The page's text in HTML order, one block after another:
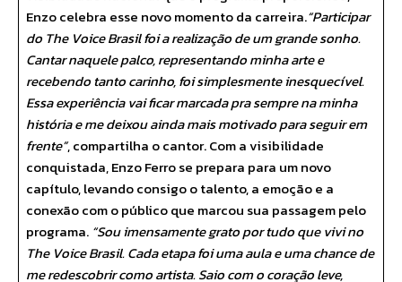
Enzo celebra esse novo momento da carreira.“Participar
do The Voice Brasil foi a realização de um grande sonho.
Cantar naquele palco, representando minha arte e
recebendo tanto carinho, foi simplesmente inesquecível.
Essa experiência vai ficar marcada pra sempre na minha
história e me deixou ainda mais motivado para seguir em
frente”, compartilha o cantor. Com a visibilidade
conquistada, Enzo Ferro se prepara para um novo
capítulo, levando consigo o talento, a emoção e a
conexão com o público que marcou sua passagem pelo
programa. “Sou imensamente grato por tudo que vivi no
The Voice Brasil. Cada etapa foi uma aula e uma chance de
me redescobrir como artista. Saio com o coração leve,